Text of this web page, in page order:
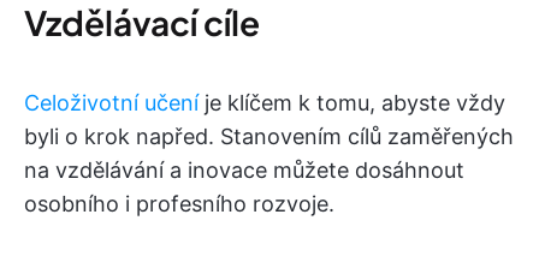
Vzdělávací cíle
Celoživotní učeníje klíčem k tomu, abyste vždy
byli o krok napřed. Stanovením cílů zaměřených
na vzdělávání a inovace můžete dosáhnout
osobního i profesního rozvoje.